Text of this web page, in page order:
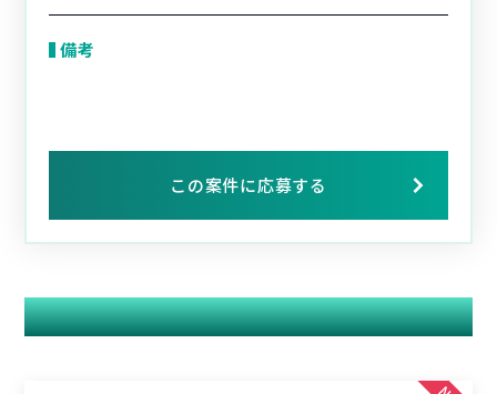
備考
この案件に応募する
関連する案件